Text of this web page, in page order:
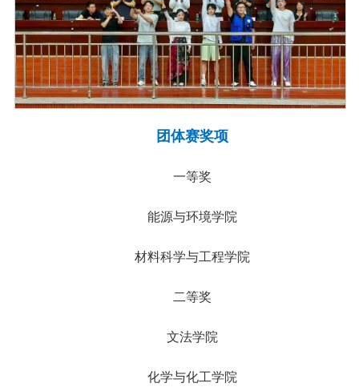
团体赛奖项
一等奖
能源与环境学院
材料科学与工程学院
二等奖
文法学院
化学与化工学院